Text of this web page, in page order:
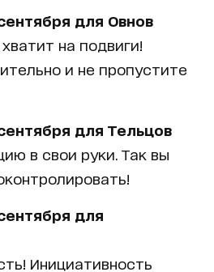
для Овнов
на подвиги!
и не пропустите
для Тельцов
в свои руки. Так вы
для
Инициативность